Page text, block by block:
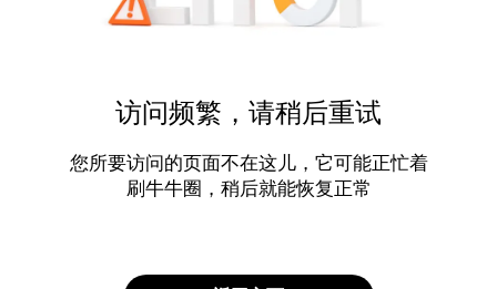
访问频繁，请稍后重试
您所要访问的页面不在这儿，它可能正忙着
刷牛牛圈，稍后就能恢复正常